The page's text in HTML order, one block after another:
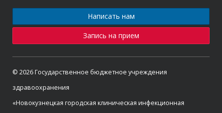
Написать нам
Запись на прием
© 2026 Государственное бюджетное учреждения
здравоохранения
«Новокузнецкая городская клиническая инфекционная